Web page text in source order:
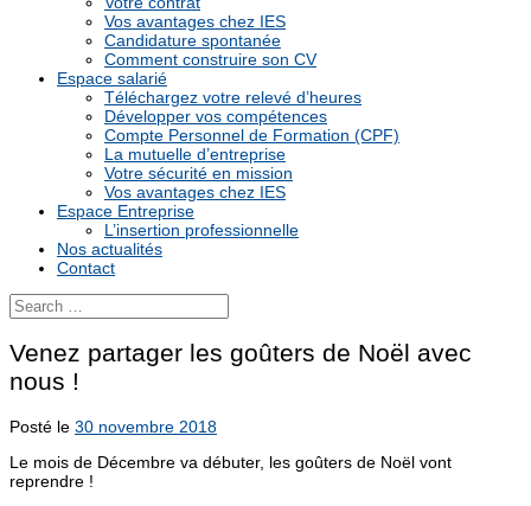
Vos avantages chez IES
Candidature spontanée
Comment construire son CV
Espace salarié
Téléchargez votre relevé d’heures
Développer vos compétences
Compte Personnel de Formation (CPF)
La mutuelle d’entreprise
Votre sécurité en mission
Vos avantages chez IES
Espace Entreprise
L’insertion professionnelle
Nos actualités
Contact
Venez partager les goûters de Noël avec
nous !
Posté le 30 novembre 2018
Le mois de Décembre va débuter, les goûters de Noël vont
reprendre !